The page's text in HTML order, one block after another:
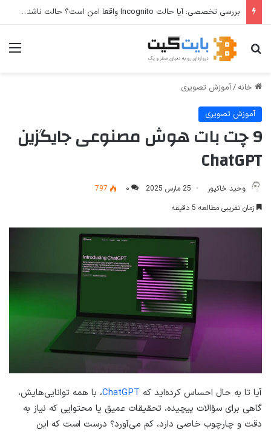
بررسی تخصصی: آیا حالت Incognito واقعا امن است؟ حالت ناشناس مرورگر از شما در برابر چه چیزی محافظت می‌کند؟
جستجو برای
خانه /آموزش تصویری
آموزش تصویری
9 چت بات هوش مصنوعی جایگزین
ChatGPT
وحید خاکپور 25 مارس 2025 ۰
797
زمان تقریبی مطالعه 5 دقیقه
آیا تا به حال احساس کرده‌اید که ChatGPT، با همه توانایی‌هایش،
گاهی برای سؤالات پیچیده، تحقیقات عمیق یا محتوایی که نیاز به
دقت و چارچوب خاصی دارد، کم می‌آورد؟ درست است که این